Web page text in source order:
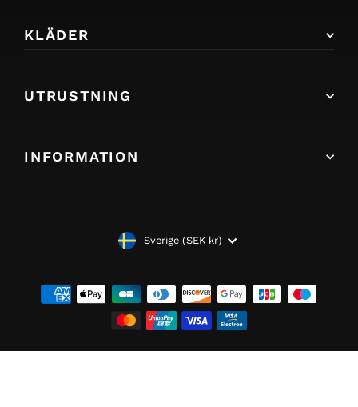
KLÄDER
UTRUSTNING
INFORMATION
VALUTASverige (SEK kr)